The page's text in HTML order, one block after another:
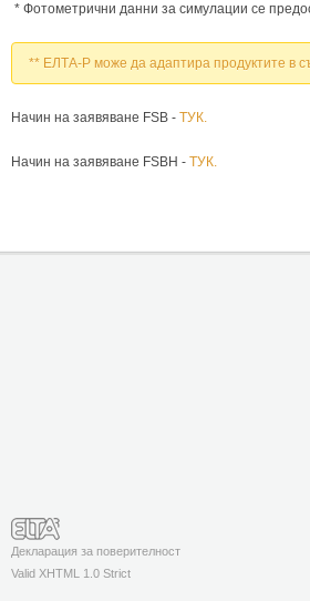
* Фотометрични данни за симулации се
** ЕЛТА-Р може да адаптира продуктите в
Начин на заявяване FSB - ТУК.
Начин на заявяване FSBH - ТУК.
Декларация за поверителност
Valid XHTML 1.0 Strict